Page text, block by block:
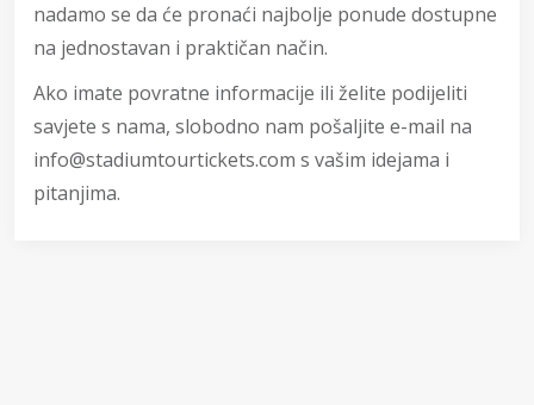
nadamo se da će pronaći najbolje ponude dostupne
na jednostavan i praktičan način.
Ako imate povratne informacije ili želite podijeliti
savjete s nama, slobodno nam pošaljite e-mail na
info@stadiumtourtickets.com s vašim idejama i
pitanjima.